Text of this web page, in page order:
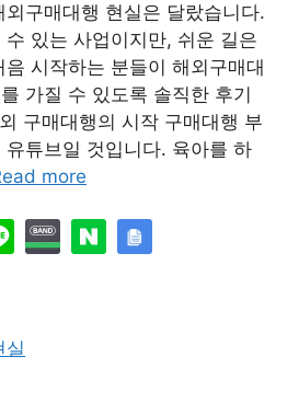
구매대행 현실은 달랐습니다.
있는 사업이지만, 쉬운 길은
시작하는 분들이 해외구매대
가질 수 있도록 솔직한 후기
구매대행의 시작 구매대행 부
튜브일 것입니다. 육아를 하
more
실